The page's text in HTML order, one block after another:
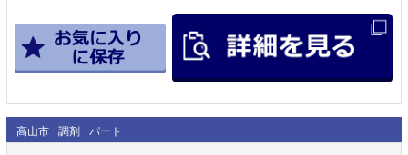
高山市 調剤 パート